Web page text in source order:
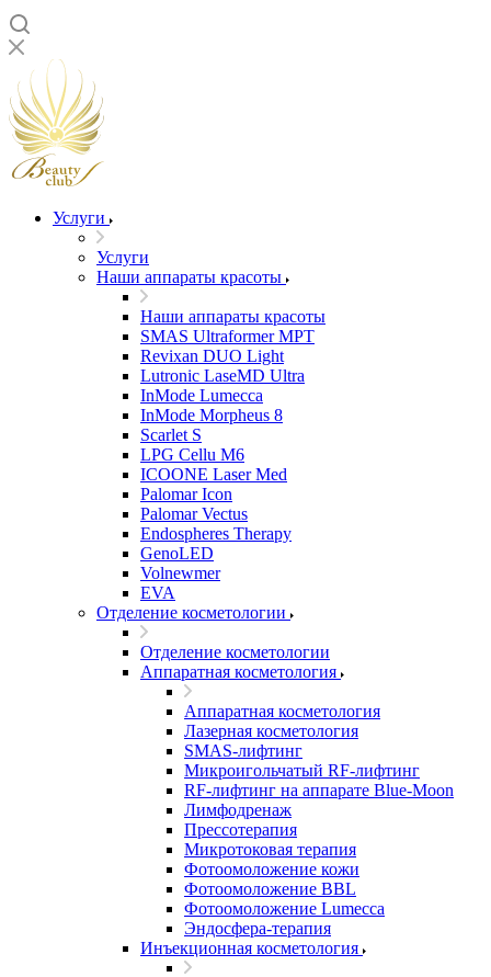
Услуги
Услуги
Наши аппараты красоты
Наши аппараты красоты
SMAS Ultraformer MPT
Revixan DUO Light
Lutronic LaseMD Ultra
InMode Lumecca
InMode Morpheus 8
Scarlet S
LPG Cellu M6
ICOONE Laser Med
Palomar Icon
Palomar Vectus
Endospheres Therapy
GenoLED
Volnewmer
EVA
Отделение косметологии
Отделение косметологии
Аппаратная косметология
Аппаратная косметология
Лазерная косметология
SMAS-лифтинг
Микроигольчатый RF-лифтинг
RF-лифтинг на аппарате Blue-Moon
Лимфодренаж
Прессотерапия
Микротоковая терапия
Фотоомоложение кожи
Фотоомоложение BBL
Фотоомоложение Lumecca
Эндосфера-терапия
Инъекционная косметология